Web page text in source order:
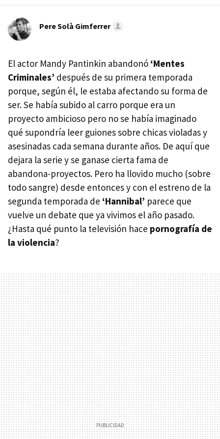
Pere Solà Gimferrer
El actor Mandy Pantinkin abandonó ‘Mentes
Criminales’ después de su primera temporada
porque, según él, le estaba afectando su forma de
ser. Se había subido al carro porque era un
proyecto ambicioso pero no se había imaginado
qué supondría leer guiones sobre chicas violadas y
asesinadas cada semana durante años. De aquí que
dejara la serie y se ganase cierta fama de
abandona-proyectos. Pero ha llovido mucho (sobre
todo sangre) desde entonces y con el estreno de la
segunda temporada de ‘Hannibal’ parece que
vuelve un debate que ya vivimos el año pasado.
¿Hasta qué punto la televisión hace pornografía de
la violencia?